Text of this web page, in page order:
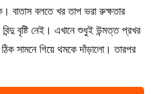
বাতাস বলতে খর তাপ ভরা রুক্ষতার
বৃষ্টি নেই। এখানে শুধুই উন্মত্ত প্রখর
ঠিক সামনে গিয়ে থমকে দাঁড়ালো। তারপর